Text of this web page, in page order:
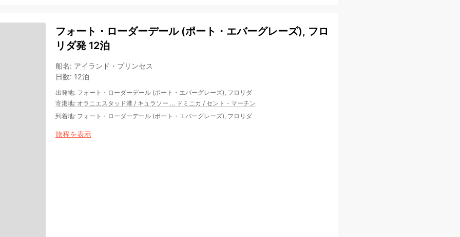
フォート・ローダーデール (ポート・エバーグレーズ), フロ
リダ発 12泊
船名: アイランド・プリンセス
日数: 12泊
出発地: フォート・ローダーデール (ポート・エバーグレーズ), フロリダ
寄港地: オラニエスタッド港/ キュラソー … ドミニカ / セント・マーチン
到着地: フォート・ローダーデール (ポート・エバーグレーズ), フロリダ
旅程を表示